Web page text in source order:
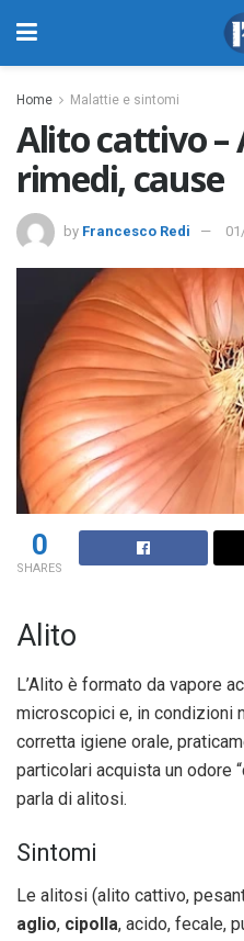
Home Malattie e sintomi
Alito cattivo –
rimedi, cause
by Francesco Redi
0
SHARES
Alito
L’Alito è formato da vapore
microscopici e, in condizioni
corretta igiene orale,
particolari acquista un odore
parla di alitosi.
Sintomi
Le alitosi (alito cattivo,
aglio, cipolla, acido, fecale,